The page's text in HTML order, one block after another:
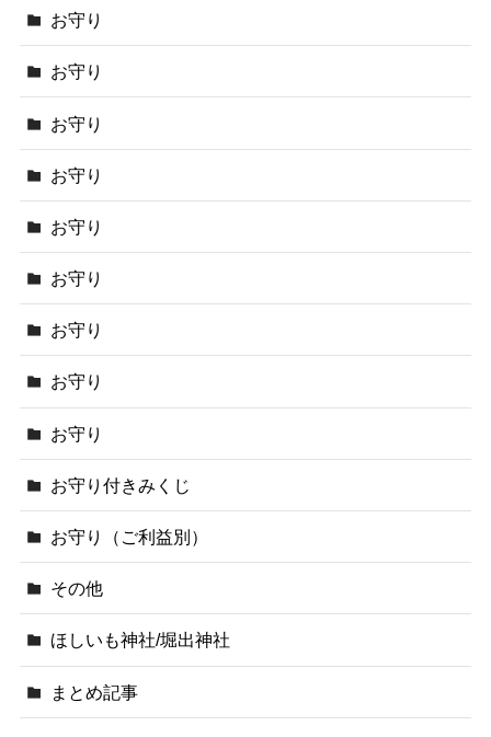
お守り
お守り
お守り
お守り
お守り
お守り
お守り
お守り
お守り
お守り付きみくじ
お守り（ご利益別）
その他
ほしいも神社/堀出神社
まとめ記事